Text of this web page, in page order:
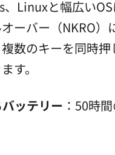
Linuxと幅広い
ーバー（NKRO）
数のキーを同時押
す。
ッテリー ：50時